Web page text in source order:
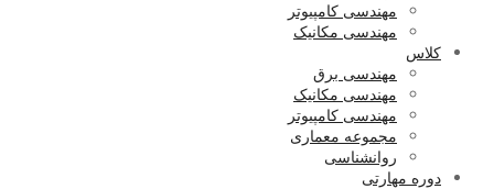
مهندسی کامپیوتر
مهندسی مکانیک
کلاس
مهندسی برق
مهندسی مکانیک
مهندسی کامپیوتر
مجموعه معماری
روانشناسی
دوره مهارتی